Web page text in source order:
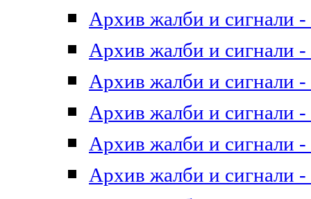
Архив жалби и сигнали -
Архив жалби и сигнали -
Архив жалби и сигнали -
Архив жалби и сигнали -
Архив жалби и сигнали -
Архив жалби и сигнали -